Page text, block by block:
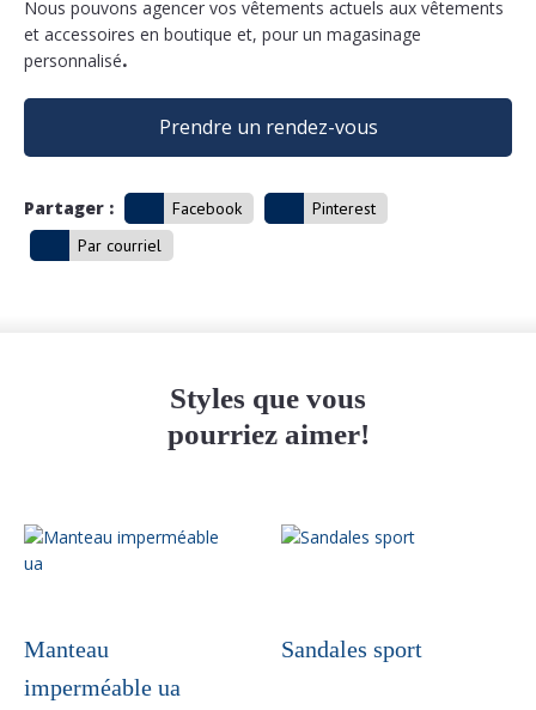
Nous pouvons agencer vos vêtements actuels aux vêtements
et accessoires en boutique et, pour un magasinage
personnalisé.
Prendre un rendez-vous
Partager : Facebook
Pinterest
Par courriel
Styles que vous
pourriez aimer!
Manteau
imperméable ua
Sandales sport